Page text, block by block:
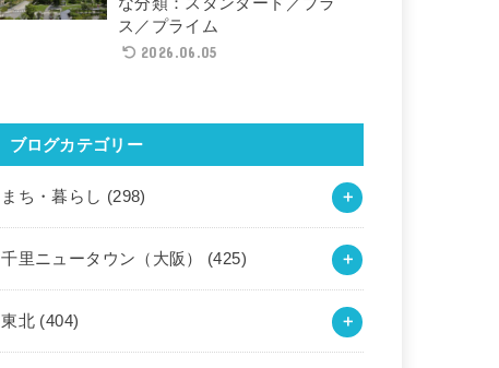
ス／プライム
2026.06.05
ブログカテゴリー
まち・暮らし (298)
千里ニュータウン（大阪） (425)
東北 (404)